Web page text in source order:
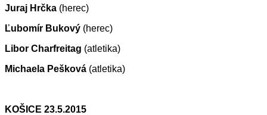
Juraj Hrčka (herec)
Ľubomír Bukový (herec)
Libor Charfreitag (atletika)
Michaela Pešková (atletika)
KOŠICE 23.5.2015